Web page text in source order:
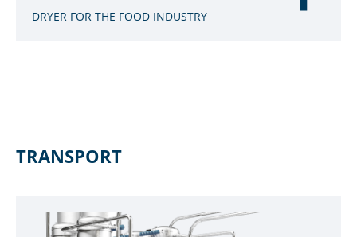
DRYER FOR THE FOOD INDUSTRY
TRANSPORT